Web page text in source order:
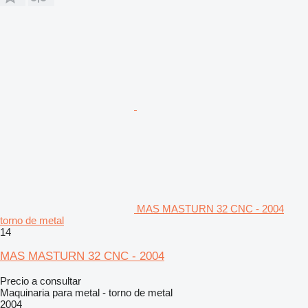
MAS MASTURN 32 CNC - 2004
torno de metal
14
MAS MASTURN 32 CNC - 2004
Precio a consultar
Maquinaria para metal - torno de metal
2004